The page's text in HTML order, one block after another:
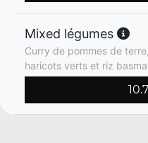
Mixed légumes
Curry de pommes de
haricots verts et riz